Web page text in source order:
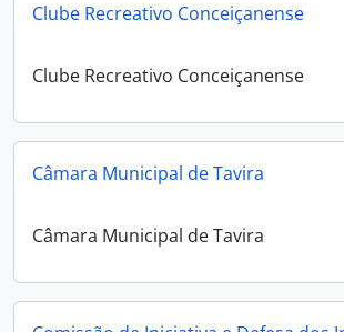
Clube Recreativo Conceiçanense
Clube Recreativo Conceiçanense
Câmara Municipal de Tavira
Câmara Municipal de Tavira